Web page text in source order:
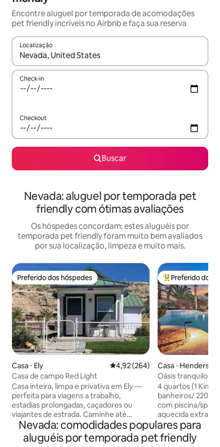
Encontre aluguel por temporada de acomodações
pet friendly incríveis no Airbnb e faça sua reserva
Localização
Quando os resultados estiverem disponíveis, explore-os
Check-in
Checkout
Buscar
Nevada: aluguel por temporada pet
friendly com ótimas avaliações
Os hóspedes concordam: estes aluguéis por
temporada pet friendly foram muito bem avaliados
por sua localização, limpeza e muito mais.
Preferido dos hóspedes
Preferido dos hóspedes
Casa ⋅ Ely 4,92 de uma avaliação média de
4,92 (264)
Casa de campo Red Light
Casa inteira, limpa e privativa em Ely —
perfeita para viagens a trabalho,
estadias prolongadas, caçadores ou
viajantes de estrada. Caminhe até
restaurantes, parques, lojas e a Nevada
Northern Railway no centro da cidade.
Desfrute de Wi-Fi confiável, cozinha
Entre os
Preferido dos
Casa ⋅ Henderson
Oásis tranquilo
(aquecimento
4 quartos (1 King/
banheiros/ 2200
com piscina/spa
aquecida extra). Sala de jogos, cozinha
bem abastecida,
inteligente de
e spa relaxante.
Nevada: comodidades populares para
aluguéis por temporada pet friendly